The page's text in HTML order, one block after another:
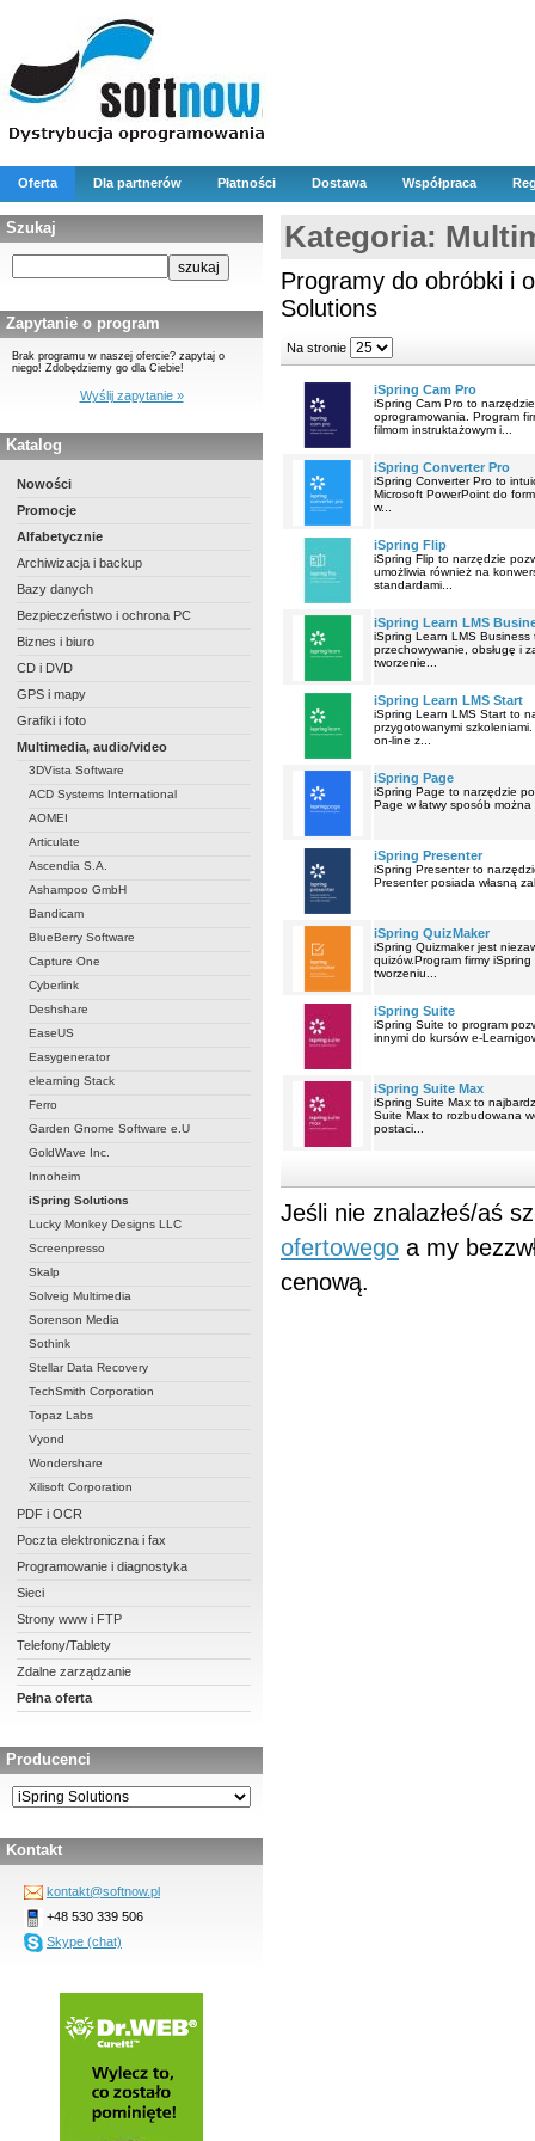
Oferta Dla partnerów Płatności Dostawa Współpraca
Szukaj
Zapytanie o program
Brak programu w naszej ofercie? zapytaj o
niego! Zdobędziemy go dla Ciebie!
Wyślij zapytanie »
Katalog
Nowości
Promocje
Alfabetycznie
Archiwizacja i backup
Bazy danych
Bezpieczeństwo i ochrona PC
Biznes i biuro
CD i DVD
GPS i mapy
Grafiki i foto
Multimedia, audio/video
3DVista Software
ACD Systems International
AOMEI
Articulate
Ascendia S.A.
Ashampoo GmbH
Bandicam
BlueBerry Software
Capture One
Cyberlink
Deshshare
EaseUS
Easygenerator
elearning Stack
Ferro
Garden Gnome Software e.U
GoldWave Inc.
Innoheim
iSpring Solutions
Lucky Monkey Designs LLC
Screenpresso
Skalp
Solveig Multimedia
Sorenson Media
Sothink
Stellar Data Recovery
TechSmith Corporation
Topaz Labs
Vyond
Wondershare
Xilisoft Corporation
PDF i OCR
Poczta elektroniczna i fax
Programowanie i diagnostyka
Sieci
Strony www i FTP
Telefony/Tablety
Zdalne zarządzanie
Pełna oferta
Producenci
Kontakt
kontakt@softnow.pl
+48 530 339 506
Skype (chat)
Kategoria:
Programy do obróbki i
Solutions
Na stronie
iSpring Cam Pro
iSpring Cam Pro to
oprogramowania. Program
filmom instruktażowym i...
iSpring Converter Pro
iSpring Converter Pro to
Microsoft PowerPoint do
w...
iSpring Flip
iSpring Flip to narzędzie
umożliwia również na
standardami...
iSpring Learn LMS
iSpring Learn LMS
przechowywanie, obsługę i
tworzenie...
iSpring Learn LMS Start
iSpring Learn LMS Start to
przygotowanymi
on-line z...
iSpring Page
iSpring Page to narzędzie
Page w łatwy sposób
iSpring Presenter
iSpring Presenter to
Presenter posiada własną
iSpring QuizMaker
iSpring Quizmaker jest
quizów.Program firmy
tworzeniu...
iSpring Suite
iSpring Suite to program
innymi do kursów e-
iSpring Suite Max
iSpring Suite Max to
Suite Max to rozbudowana
postaci...
Jeśli nie znalazłeś/aś
ofertowego a my
cenową.